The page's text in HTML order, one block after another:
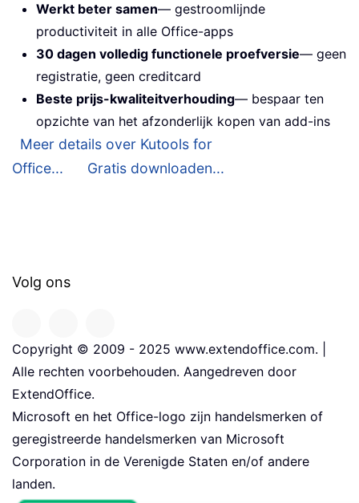
Werkt beter samen— gestroomlijnde
productiviteit in alle Office-apps
30 dagen volledig functionele proefversie— geen
registratie, geen creditcard
Beste prijs-kwaliteitverhouding— bespaar ten
opzichte van het afzonderlijk kopen van add-ins
Meer details over Kutools for
Office...
Gratis downloaden...
Volg ons
Copyright © 2009 - 2025 www.extendoffice.com. |
Alle rechten voorbehouden. Aangedreven door
ExtendOffice.
Microsoft en het Office-logo zijn handelsmerken of
geregistreerde handelsmerken van Microsoft
Corporation in de Verenigde Staten en/of andere
landen.